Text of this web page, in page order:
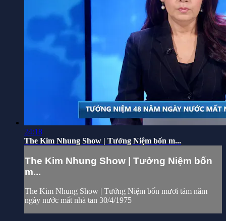
24:18
The Kim Nhung Show | Tưởng Niệm bốn m...
The Kim Nhung Show | Tưởng Niệm bốn
m...
The Kim Nhung Show | Tưởng Niệm bốn mươi tám năm
ngày nước mất nhà tan 30/4/1975